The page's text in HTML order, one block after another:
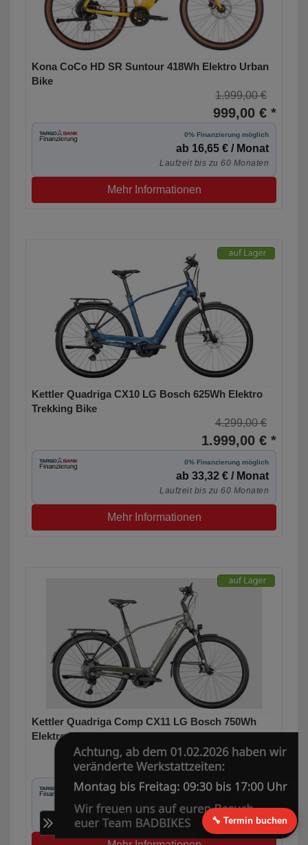
Kona CoCo HD SR Suntour 418Wh Elektro Urban
Bike
1.999,00 €
999,00 € *
0% Finanzierung möglich
ab 16,65 € / Monat
Laufzeit bis zu 60 Monaten
Mehr Informationen
Kettler Quadriga CX10 LG Bosch 625Wh Elektro
Trekking Bike
4.299,00 €
1.999,00 € *
0% Finanzierung möglich
ab 33,32 € / Monat
Laufzeit bis zu 60 Monaten
Mehr Informationen
Kettler Quadriga Comp CX11 LG Bosch 750Wh
Elektro Trekking Bike
4.799,00 €
2.199,00 € *
0% Finanzierung möglich
ab 36,65 € / Monat
Laufzeit bis zu 60 Monaten
🔧 Termin buchen